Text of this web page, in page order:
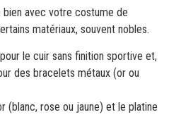
avec votre costume de
matériaux, souvent nobles.
le cuir sans finition sportive et,
des bracelets métaux (or ou
(blanc, rose ou jaune) et le platine